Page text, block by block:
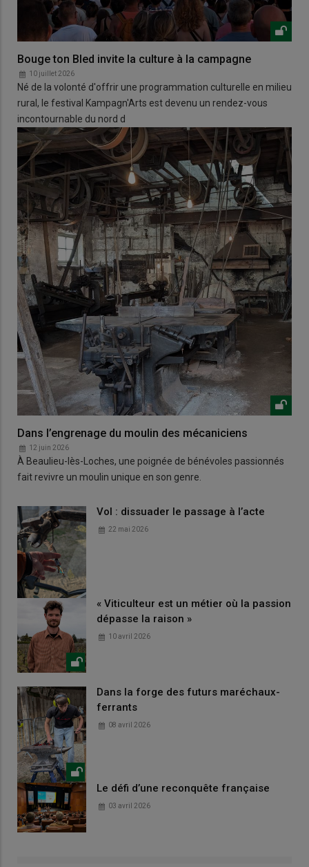
Bouge ton Bled invite la culture à la campagne
10 juillet 2026
Né de la volonté d'offrir une programmation culturelle en milieu
rural, le festival Kampagn'Arts est devenu un rendez-vous
incontournable du nord d
Dans l’engrenage du moulin des mécaniciens
12 juin 2026
À Beaulieu-lès-Loches, une poignée de bénévoles passionnés
fait revivre un moulin unique en son genre.
Vol : dissuader le passage à l’acte
22 mai 2026
« Viticulteur est un métier où la passion
dépasse la raison »
10 avril 2026
Dans la forge des futurs maréchaux-
ferrants
08 avril 2026
Le défi d’une reconquête française
03 avril 2026